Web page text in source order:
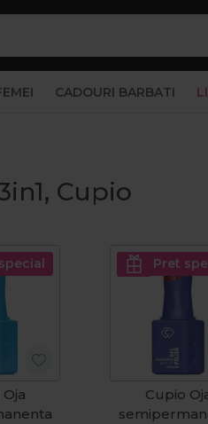
CADOURI BARBATI
Cupio
Pret
Cupio